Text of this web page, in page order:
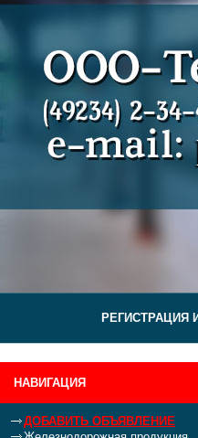
РЕГИСТРАЦИЯ
НАВИГАЦИЯ
ДОБАВИТЬ ОБЪЯВЛЕНИЕ